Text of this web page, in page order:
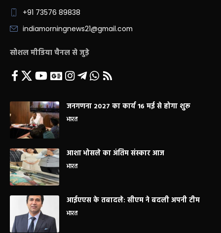
+91 73576 89838
indiamorningnews21@gmail.com
सोशल मीडिया चैनल से जुड़े
जनगणना 2027 का कार्य 16 मई से होगा शुरू
भारत
आशा भोसले का अंतिम संस्कार आज
भारत
आईएएस के तबादले: सीएम ने बदली अपनी टीम
भारत